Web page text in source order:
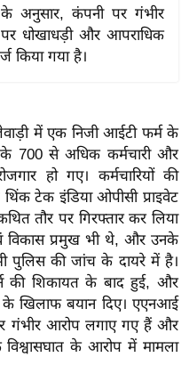
अनुसार, कंपनी पर गंभीर
धोखाधड़ी और आपराधिक
किया गया है।
में एक निजी आईटी फर्म के
700 से अधिक कर्मचारी और
हो गए। कर्मचारियों की
टेक इंडिया ओपीसी प्राइवेट
तौर पर गिरफ्तार कर लिया
विकास प्रमुख भी थे, और उनके
पुलिस की जांच के दायरे में है।
की शिकायत के बाद हुई, और
खिलाफ बयान दिए। एएनआई
गंभीर आरोप लगाए गए हैं और
के आरोप में मामला